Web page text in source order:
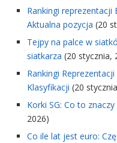
Rankingi reprezentacji
Aktualna pozycja (20
Tejpy na palce w
siatkarza (20 stycznia,
Rankingi
Klasyfikacji (20
Korki SG: Co to
2026)
Co ile lat jest euro: